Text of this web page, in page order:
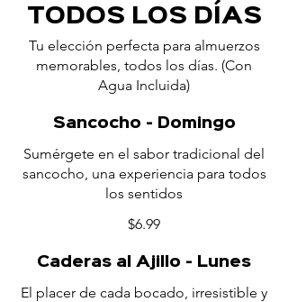
TODOS LOS DÍAS
Tu elección perfecta para almuerzos
memorables, todos los días. (Con
Agua Incluida)
Sancocho - Domingo
Sumérgete en el sabor tradicional del
sancocho, una experiencia para todos
los sentidos
$6.99
Caderas al Ajillo - Lunes
El placer de cada bocado, irresistible y